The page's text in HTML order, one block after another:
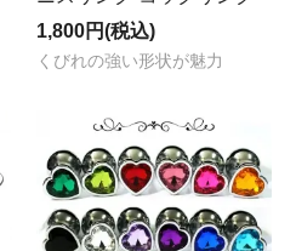
1,800円(税込)
くびれの強い形状が魅力